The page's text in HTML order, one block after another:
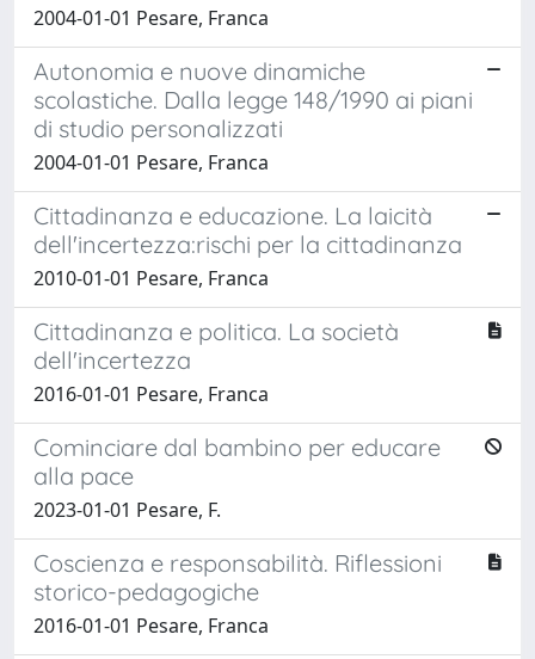
2004-01-01 Pesare, Franca
Autonomia e nuove dinamiche
scolastiche. Dalla legge 148/1990 ai piani
di studio personalizzati
2004-01-01 Pesare, Franca
Cittadinanza e educazione. La laicità
dell'incertezza:rischi per la cittadinanza
2010-01-01 Pesare, Franca
Cittadinanza e politica. La società
dell'incertezza
2016-01-01 Pesare, Franca
Cominciare dal bambino per educare
alla pace
2023-01-01 Pesare, F.
Coscienza e responsabilità. Riflessioni
storico-pedagogiche
2016-01-01 Pesare, Franca